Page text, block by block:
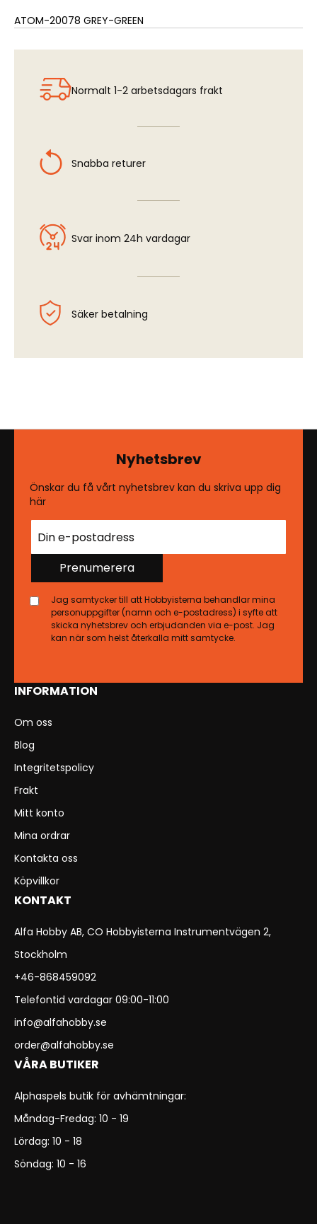
ATOM-20078 GREY-GREEN
Normalt 1-2 arbetsdagars frakt
Snabba returer
Svar inom 24h vardagar
Säker betalning
INFORMATION
Om oss
Blog
Integritetspolicy
Frakt
Mitt konto
Mina ordrar
Kontakta oss
Köpvillkor
KONTAKT
Alfa Hobby AB, CO Hobbyisterna Instrumentvägen 2,
Stockholm
+46-868459092
Telefontid vardagar 09:00-11:00
info@alfahobby.se
order@alfahobby.se
VÅRA BUTIKER
Alphaspels butik för avhämtningar:
Måndag-Fredag: 10 - 19
Lördag: 10 - 18
Söndag: 10 - 16
Nyhetsbrev
Önskar du få vårt nyhetsbrev kan du skriva upp dig
här
Prenumerera
Jag samtycker till att Hobbyisterna behandlar mina
personuppgifter (namn och e-postadress) i syfte att
skicka nyhetsbrev och erbjudanden via e-post. Jag
kan när som helst återkalla mitt samtycke.